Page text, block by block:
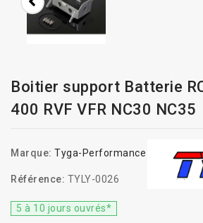
Boitier support Batterie
400 RVF VFR NC30 NC35
Marque: Tyga-Performance
Référence: TYLY-0026
5 à 10 jours ouvrés*